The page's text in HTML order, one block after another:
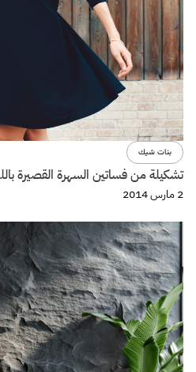
بنات شيك
تشكيلة من فساتين السهرة القصيرة
2 مارس 2014